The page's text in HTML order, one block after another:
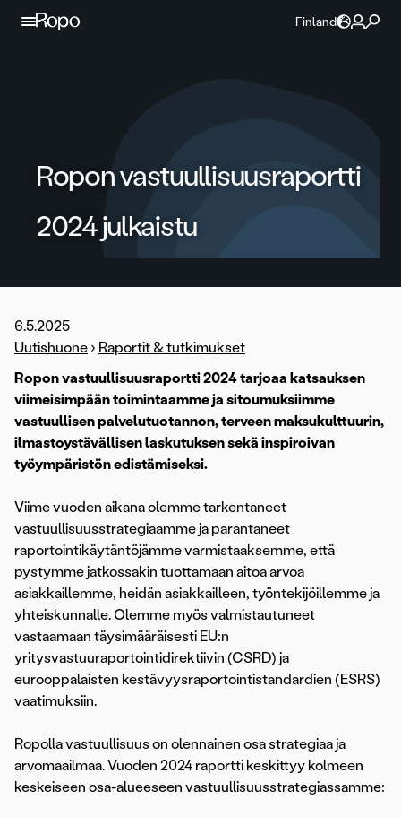
Jatka sisältöön
Finland
Ropon vastuullisuusraportti
2024 julkaistu
6.5.2025
Uutishuone › Raportit & tutkimukset
Ropon vastuullisuusraportti 2024 tarjoaa katsauksen
viimeisimpään toimintaamme ja sitoumuksiimme
vastuullisen palvelutuotannon, terveen maksukulttuurin,
ilmastoystävällisen laskutuksen sekä inspiroivan
työympäristön edistämiseksi.
Viime vuoden aikana olemme tarkentaneet
vastuullisuusstrategiaamme ja parantaneet
raportointikäytäntöjämme varmistaaksemme, että
pystymme jatkossakin tuottamaan aitoa arvoa
asiakkaillemme, heidän asiakkailleen, työntekijöillemme ja
yhteiskunnalle. Olemme myös valmistautuneet
vastaamaan täysimääräisesti EU:n
yritysvastuuraportointidirektiivin (CSRD) ja
eurooppalaisten kestävyysraportointistandardien (ESRS)
vaatimuksiin.
Ropolla vastuullisuus on olennainen osa strategiaa ja
arvomaailmaa. Vuoden 2024 raportti keskittyy kolmeen
keskeiseen osa-alueeseen vastuullisuusstrategiassamme: